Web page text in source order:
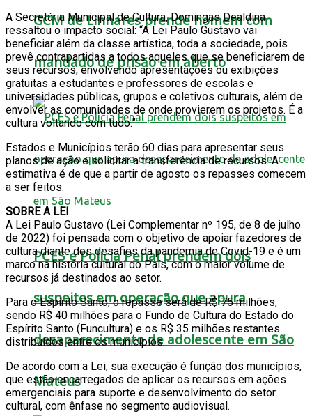
GCM de Linhares prende homem com
mandado de prisão em aberto
PCES e Polícia Penal prendem dois
suspeitos em operação que apura
desaparecimento de adolescente em São
Mateus
A Secretária Municipal de Cultura, Domingas Dealdina
ressaltou o impacto social: “A Lei Paulo Gustavo vai
beneficiar além da classe artística, toda a sociedade, pois
prevê contrapartidas a todos aqueles que se beneficiarem de
seus recursos, envolvendo apresentações ou exibições
gratuitas a estudantes e professores de escolas e
universidades públicas, grupos e coletivos culturais, além de
envolver as comunidades de onde provierem os projetos. É a
cultura voltando com tudo.”
Estados e Municípios terão 60 dias para apresentar seus
planos de ação e solicitar a transferência de recursos. A
estimativa é de que a partir de agosto os repasses comecem
a ser feitos.
SOBRE A LEI
A Lei Paulo Gustavo (Lei Complementar nº 195, de 8 de julho
de 2022) foi pensada com o objetivo de apoiar fazedores de
cultura diante dos desafios da pandemia de Covid-19 e é um
marco na história cultural do País, com o maior volume de
recursos já destinados ao setor.
Para o Espírito Santo, o repasse será de R$ 75 milhões,
sendo R$ 40 milhões para o Fundo de Cultura do Estado do
Espírito Santo (Funcultura) e os R$ 35 milhões restantes
distribuídos entre os municípios.
De acordo com a Lei, sua execução é função dos municípios,
que estão encarregados de aplicar os recursos em ações
emergenciais para suporte e desenvolvimento do setor
cultural, com ênfase no segmento audiovisual.